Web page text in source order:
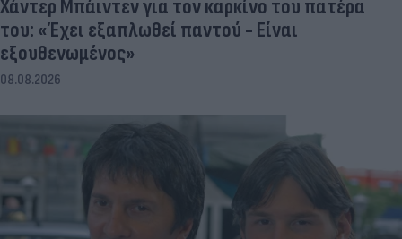
Χάντερ Μπάιντεν για τον καρκίνο του πατέρα
του: «Έχει εξαπλωθεί παντού - Είναι
εξουθενωμένος»
08.08.2026